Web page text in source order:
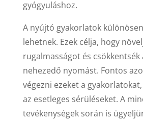
gyógyuláshoz.
A nyújtó gyakorlatok
lehetnek. Ezek célja, hogy
rugalmasságot és csökkentsék
nehezedő nyomást. Fontos
végezni ezeket a
az esetleges sérüléseket. A
tevékenységek során is